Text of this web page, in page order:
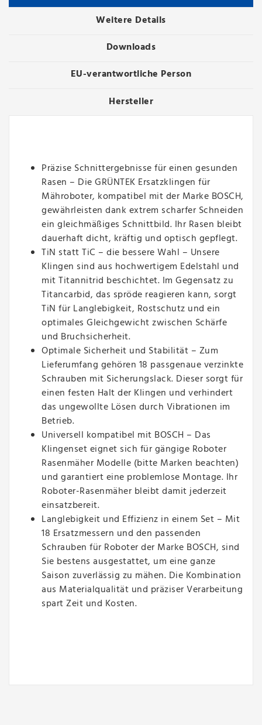
Weitere Details
Downloads
EU-verantwortliche Person
Hersteller
Präzise Schnittergebnisse für einen gesunden
Rasen – Die GRÜNTEK Ersatzklingen für
Mähroboter, kompatibel mit der Marke BOSCH,
gewährleisten dank extrem scharfer Schneiden
ein gleichmäßiges Schnittbild. Ihr Rasen bleibt
dauerhaft dicht, kräftig und optisch gepflegt.
TiN statt TiC – die bessere Wahl – Unsere
Klingen sind aus hochwertigem Edelstahl und
mit Titannitrid beschichtet. Im Gegensatz zu
Titancarbid, das spröde reagieren kann, sorgt
TiN für Langlebigkeit, Rostschutz und ein
optimales Gleichgewicht zwischen Schärfe
und Bruchsicherheit.
Optimale Sicherheit und Stabilität – Zum
Lieferumfang gehören 18 passgenaue verzinkte
Schrauben mit Sicherungslack. Dieser sorgt für
einen festen Halt der Klingen und verhindert
das ungewollte Lösen durch Vibrationen im
Betrieb.
Universell kompatibel mit BOSCH – Das
Klingenset eignet sich für gängige Roboter
Rasenmäher Modelle (bitte Marken beachten)
und garantiert eine problemlose Montage. Ihr
Roboter-Rasenmäher bleibt damit jederzeit
einsatzbereit.
Langlebigkeit und Effizienz in einem Set – Mit
18 Ersatzmessern und den passenden
Schrauben für Roboter der Marke BOSCH, sind
Sie bestens ausgestattet, um eine ganze
Saison zuverlässig zu mähen. Die Kombination
aus Materialqualität und präziser Verarbeitung
spart Zeit und Kosten.